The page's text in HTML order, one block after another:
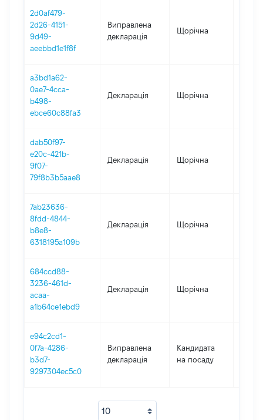
2d0af479-
2d26-4151-
9d49-
aeebbd1e1f8f
Виправлена
декларація
Щорічна
a3bd1a62-
0ae7-4cca-
b498-
ebce60c88fa3
Декларація Щорічна
dab50f97-
e20c-421b-
9f07-
79f8b3b5aae8
Декларація Щорічна
7ab23636-
8fdd-4844-
b8e8-
6318195a109b
Декларація Щорічна
684ccd88-
3236-461d-
acaa-
a1b64ce1ebd9
Декларація Щорічна
e94c2cd1-
0f7a-4286-
b3d7-
9297304ec5c0
Виправлена
декларація
Кандидата
на посаду